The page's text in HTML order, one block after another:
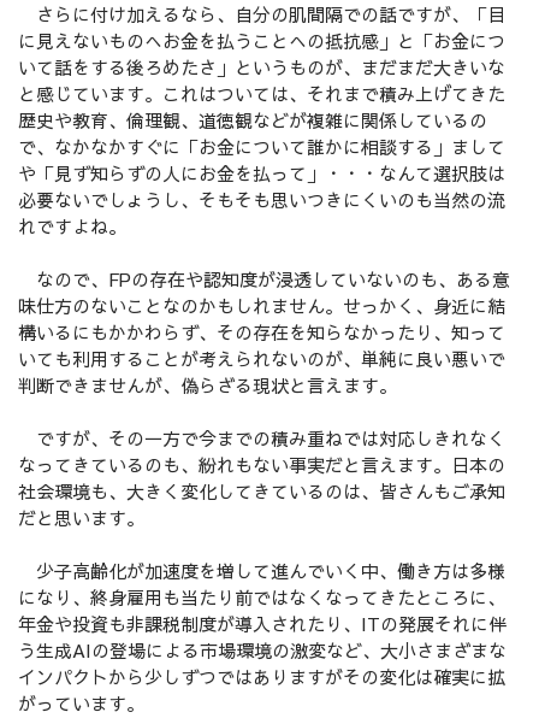
さらに付け加えるなら、自分の肌間隔での話ですが、「目
に見えないものへお金を払うことへの抵抗感」と「お金につ
いて話をする後ろめたさ」というものが、まだまだ大きいな
と感じています。これはついては、それまで積み上げてきた
歴史や教育、倫理観、道徳観などが複雑に関係しているの
で、なかなかすぐに「お金について誰かに相談する」まして
や「見ず知らずの人にお金を払って」・・・なんて選択肢は
必要ないでしょうし、そもそも思いつきにくいのも当然の流
れですよね。
なので、FPの存在や認知度が浸透していないのも、ある意
味仕方のないことなのかもしれません。せっかく、身近に結
構いるにもかかわらず、その存在を知らなかったり、知って
いても利用することが考えられないのが、単純に良い悪いで
判断できませんが、偽らざる現状と言えます。
ですが、その一方で今までの積み重ねでは対応しきれなく
なってきているのも、紛れもない事実だと言えます。日本の
社会環境も、大きく変化してきているのは、皆さんもご承知
だと思います。
少子高齢化が加速度を増して進んでいく中、働き方は多様
になり、終身雇用も当たり前ではなくなってきたところに、
年金や投資も非課税制度が導入されたり、ITの発展それに伴
う生成AIの登場による市場環境の激変など、大小さまざまな
インパクトから少しずつではありますがその変化は確実に拡
がっています。